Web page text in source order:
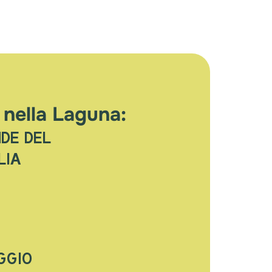
Laguna:
DEL